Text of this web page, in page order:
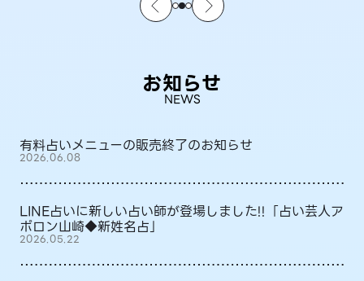
お知らせ
NEWS
有料占いメニューの販売終了のお知らせ
2026.06.08
LINE占いに新しい占い師が登場しました!!「占い芸人ア
ポロン山崎◆新姓名占」
2026.05.22